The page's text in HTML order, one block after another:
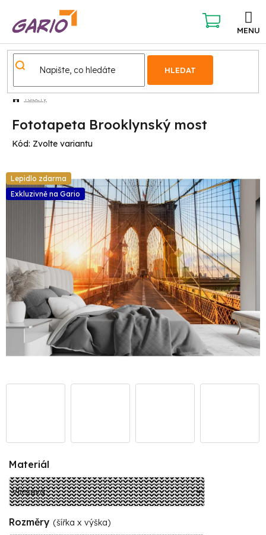
obsah
HLEDAT
NÁKUPNÍ
KOŠÍK
Tapety
Fototapeta Brooklynský most
Kód: Zvolte variantu
Lepidlo zdarma
Exkluzivně na Gario
Materiál
Rozměry (šířka x výška)